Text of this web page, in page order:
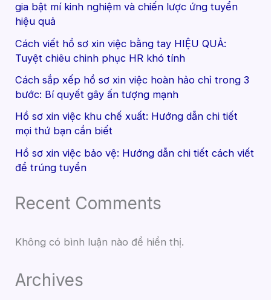
gia bật mí kinh nghiệm và chiến lược ứng tuyển
hiệu quả
Cách viết hồ sơ xin việc bằng tay HIỆU QUẢ:
Tuyệt chiêu chinh phục HR khó tính
Cách sắp xếp hồ sơ xin việc hoàn hảo chỉ trong 3
bước: Bí quyết gây ấn tượng mạnh
Hồ sơ xin việc khu chế xuất: Hướng dẫn chi tiết
mọi thứ bạn cần biết
Hồ sơ xin việc bảo vệ: Hướng dẫn chi tiết cách viết
để trúng tuyển
Recent Comments
Không có bình luận nào để hiển thị.
Archives